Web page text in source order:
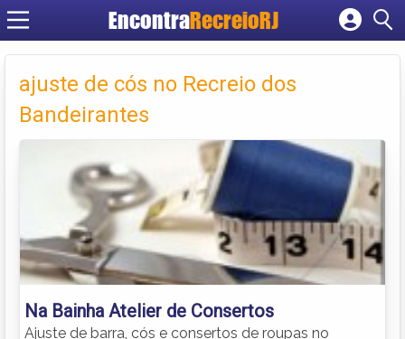
EncontraRecreioRJ
Cadastrar empresa
Criar conta
ajuste de cós no Recreio dos
Bandeirantes
Na Bainha Atelier de Consertos
Ajuste de barra, cós e consertos de roupas no